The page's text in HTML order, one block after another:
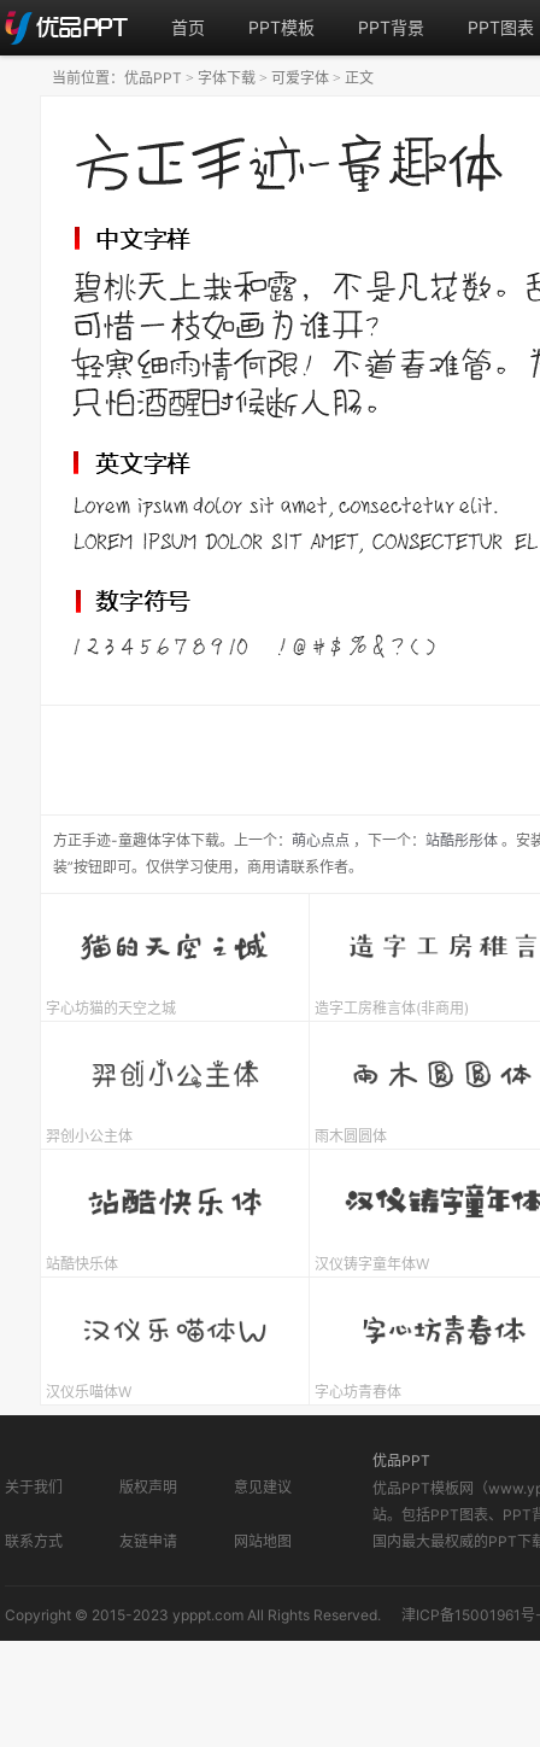
首页 PPT模板 PPT背景 PPT图表
方正手迹-童趣体字体下载。 上一个： 萌心点点 ， 下一个： 站酷彤彤体 。安
装”按钮即可。仅供学习使用，商用请联系作者。
当前位置： 优品PPT > 字体下载 > 可爱字体 > 正文
字心坊猫的天空之城 造字工房稚言体(非商用)
羿创小公主体 雨木圆圆体
站酷快乐体 汉仪铸字童年体W
汉仪乐喵体W 字心坊青春体
关于我们 版权声明 意见建议
联系方式 友链申请 网站地图
优品PPT
优品PPT模板网（
站。包括PPT图表、PPT
国内最大最权威的PPT下
Copyright © 2015-2023 ypppt.com All Rights Reserved. 津ICP备15001961号